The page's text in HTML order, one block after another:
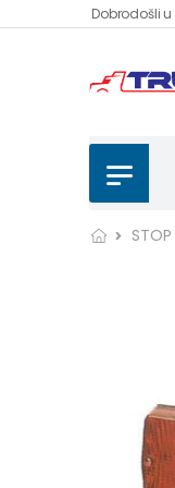
Dobrodošli